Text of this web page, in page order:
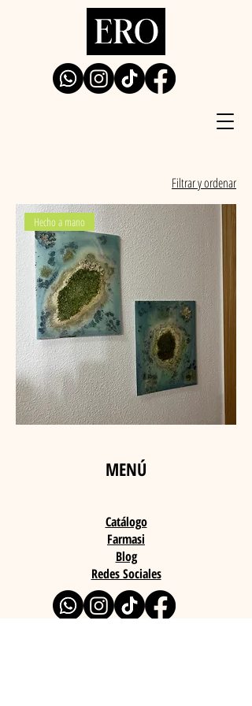
Filtrar y ordenar
Hecho a mano
MENÚ
Catálogo
Farmasi
Blog
Redes Sociales